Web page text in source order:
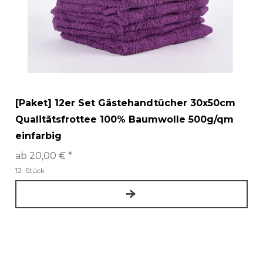
[Paket] 12er Set Gästehandtücher 30x50cm
Qualitätsfrottee 100% Baumwolle 500g/qm
einfarbig
ab 20,00 € *
12 Stück